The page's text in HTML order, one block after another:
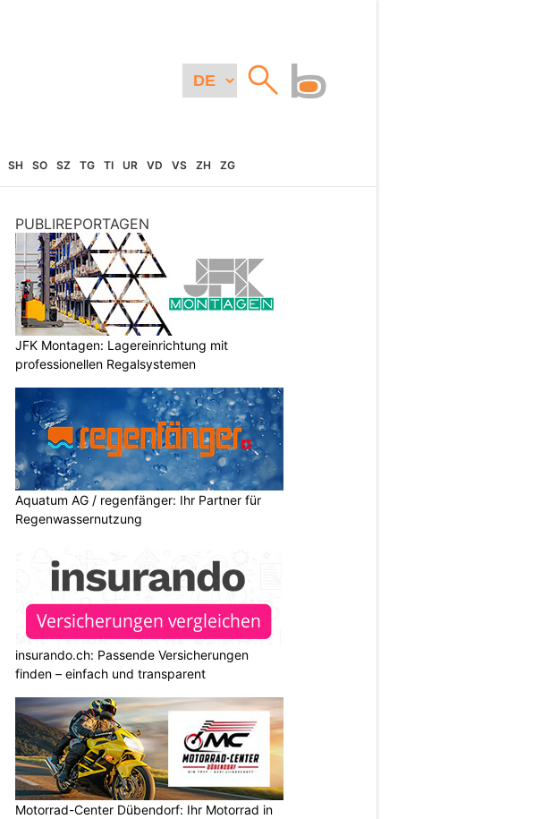
SH SO SZ TG TI UR VD VS ZH ZG
PUBLIREPORTAGEN
JFK Montagen: Lagereinrichtung mit
professionellen Regalsystemen
Aquatum AG / regenfänger: Ihr Partner für
Regenwassernutzung
insurando.ch: Passende Versicherungen
finden – einfach und transparent
Motorrad-Center Dübendorf: Ihr Motorrad in